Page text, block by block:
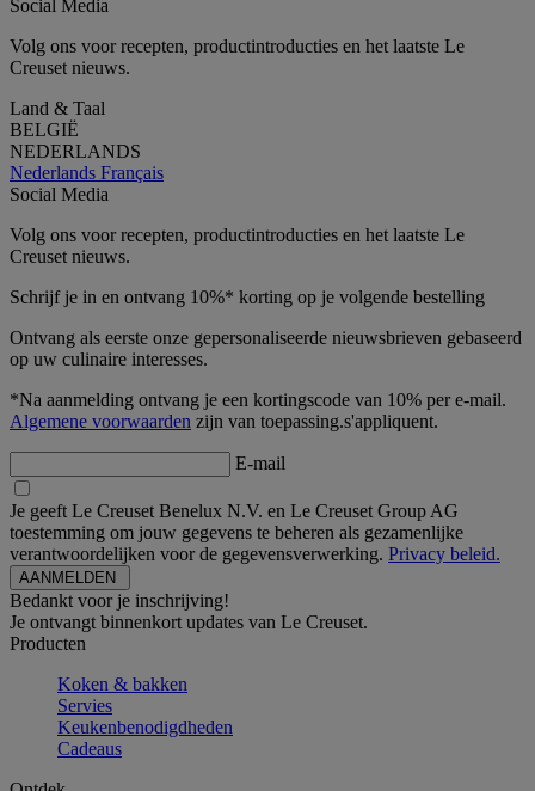
Social Media
Volg ons voor recepten, productintroducties en het laatste Le
Creuset nieuws.
Land & Taal
BELGIË
NEDERLANDS
Nederlands Français
Social Media
Volg ons voor recepten, productintroducties en het laatste Le
Creuset nieuws.
Schrijf je in en ontvang 10%* korting op je volgende bestelling
Ontvang als eerste onze gepersonaliseerde nieuwsbrieven gebaseerd
op uw culinaire interesses.
*Na aanmelding ontvang je een kortingscode van 10% per e-mail.
Algemene voorwaarden zijn van toepassing.s'appliquent.
E-mail
Je geeft Le Creuset Benelux N.V. en Le Creuset Group AG
toestemming om jouw gegevens te beheren als gezamenlijke
verantwoordelijken voor de gegevensverwerking. Privacy beleid.
Bedankt voor je inschrijving!
Je ontvangt binnenkort updates van Le Creuset.
Producten
Koken & bakken
Servies
Keukenbenodigdheden
Cadeaus